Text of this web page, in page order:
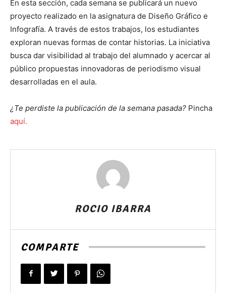
En esta sección, cada semana se publicará un nuevo
proyecto realizado en la asignatura de Diseño Gráfico e
Infografía. A través de estos trabajos, los estudiantes
exploran nuevas formas de contar historias. La iniciativa
busca dar visibilidad al trabajo del alumnado y acercar al
público propuestas innovadoras de periodismo visual
desarrolladas en el aula.
¿Te perdiste la publicación de la semana pasada? Pincha
aquí.
ROCIO IBARRA
COMPARTE